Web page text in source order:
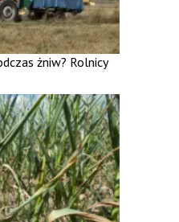
żniw? Rolnicy